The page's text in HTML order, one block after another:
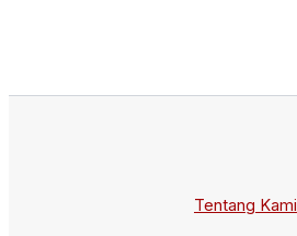
Tentang Kami